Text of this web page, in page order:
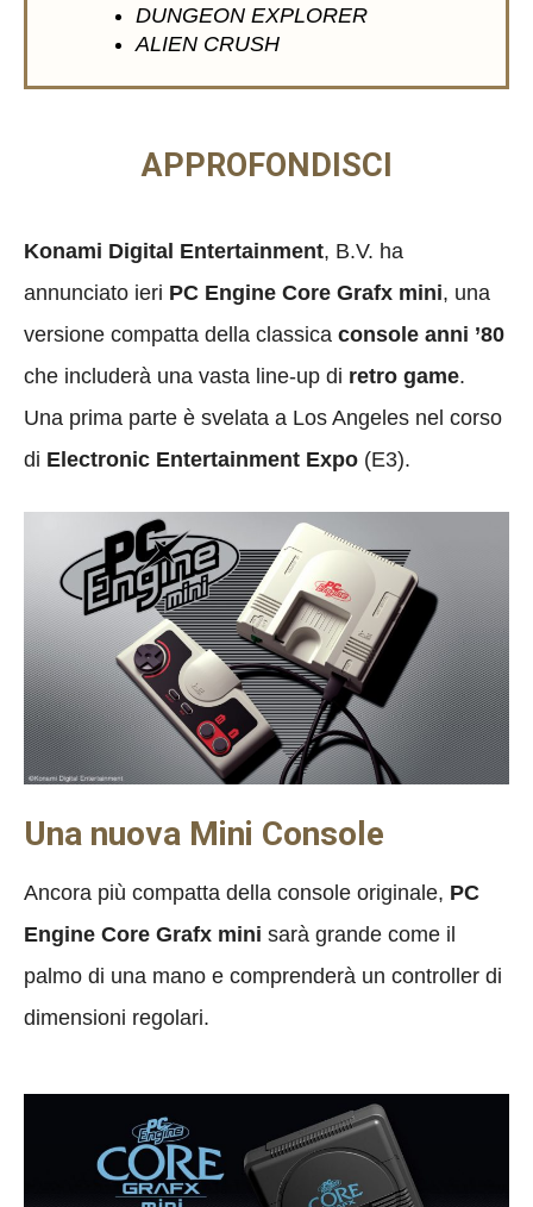
DUNGEON EXPLORER
ALIEN CRUSH
APPROFONDISCI
Konami Digital Entertainment, B.V. ha
annunciato ieri PC Engine Core Grafx mini, una
versione compatta della classica console anni ’80
che includerà una vasta line-up di retro game.
Una prima parte è svelata a Los Angeles nel corso
di Electronic Entertainment Expo (E3).
Una nuova Mini Console
Ancora più compatta della console originale, PC
Engine Core Grafx mini sarà grande come il
palmo di una mano e comprenderà un controller di
dimensioni regolari.